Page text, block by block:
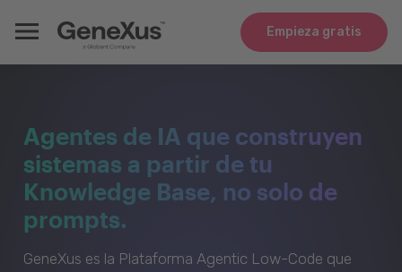
Empieza gratis
Agentes de IA que construyen
sistemas a partir de tu
Knowledge Base, no solo de
prompts.
GeneXus es la Plataforma Agentic Low-Code que